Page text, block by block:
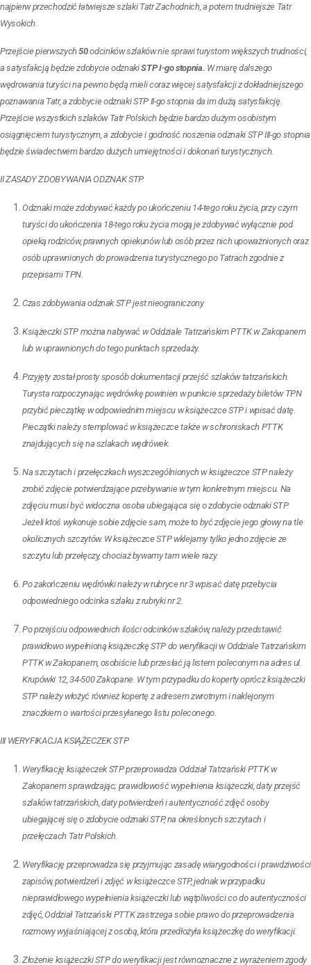
najpierw przechodzić łatwiejsze szlaki Tatr Zachodnich, a potem trudniejsze Tatr
Wysokich.
Przejście pierwszych50odcinków szlaków nie sprawi turystom większych trudności,
a satysfakcją będzie zdobycie odznakiSTP I-go stopnia. W miarę dalszego
wędrowania turyści na pewno będą mieli coraz więcej satysfakcji z dokładniejszego
poznawania Tatr, a zdobycie odznaki STP II-go stopnia da im dużą satysfakcję.
Przejście wszystkich szlaków Tatr Polskich będzie bardzo dużym osobistym
osiągnięciem turystycznym, a zdobycie i godność noszenia odznaki STP III-go stopnia
będzie świadectwem bardzo dużych umiejętności i dokonań turystycznych.
II ZASADY ZDOBYWANIA ODZNAK STP.
Odznaki może zdobywać każdy po ukończeniu 14-tego roku życia, przy czym
turyści do ukończenia 18-tego roku życia mogą je zdobywać wyłącznie pod
opieką rodziców, prawnych opiekunów lub osób przez nich upoważnionych oraz
osób uprawnionych do prowadzenia turystycznego po Tatrach zgodnie z
przepisami TPN.
Czas zdobywania odznak STP jest nieograniczony.
Książeczki STP można nabywać w Oddziale Tatrzańskim PTTK w Zakopanem
lub w uprawnionych do tego punktach sprzedaży.
Przyjęty został prosty sposób dokumentacji przejść szlaków tatrzańskich.
Turysta rozpoczynając wędrówkę powinien w punkcie sprzedaży biletów TPN
przybić pieczątkę w odpowiednim miejscu w książeczce STP i wpisać datę.
Pieczątki należy stemplować w książeczce także w schroniskach PTTK
znajdujących się na szlakach wędrówek.
Na szczytach i przełęczkach wyszczególnionych w książeczce STP należy
zrobić zdjęcie potwierdzające przebywanie w tym konkretnym miejscu. Na
zdjęciu musi być widoczna osoba ubiegająca się o zdobycie odznaki STP.
Jeżeli ktoś wykonuje sobie zdjęcie sam, może to być zdjęcie jego głowy na tle
okolicznych szczytów. W książeczce STP wklejamy tylko jedno zdjęcie ze
szczytu lub przełęczy, chociaż bywamy tam wiele razy.
Po zakończeniu wędrówki należy w rubryce nr 3 wpisać datę przebycia
odpowiedniego odcinka szlaku z rubryki nr 2.
Po przejściu odpowiednich ilości odcinków szlaków, należy przedstawić
prawidłowo wypełnioną książeczkę STP do weryfikacji w Oddziale Tatrzańskim
PTTK w Zakopanem, osobiście lub przesłać ją listem poleconym na adres ul.
Krupówki 12, 34-500 Zakopane. W tym przypadku do koperty oprócz książeczki
STP należy włożyć również kopertę z adresem zwrotnym i naklejonym
znaczkiem o wartości przesyłanego listu poleconego.
III WERYFIKACJA KSIĄŻECZEK STP
Weryfikację książeczek STP przeprowadza Oddział Tatrzański PTTK w
Zakopanem sprawdzając; prawidłowość wypełnienia książeczki, daty przejść
szlaków tatrzańskich, daty potwierdzeń i autentyczność zdjęć osoby
ubiegającej się o zdobycie odznaki STP, na określonych szczytach i
przełęczach Tatr Polskich.
Weryfikację przeprowadza się przyjmując zasadę wiarygodności i prawdziwości
zapisów, potwierdzeń i zdjęć w książeczce STP, jednak w przypadku
nieprawidłowego wypełnienia książeczki lub wątpliwości co do autentyczności
zdjęć, Oddział Tatrzański PTTK zastrzega sobie prawo do przeprowadzenia
rozmowy wyjaśniającej z osobą, która przedłożyła książeczkę do weryfikacji.
Złożenie książeczki STP do weryfikacji jest równoznaczne z wyrażeniem zgody